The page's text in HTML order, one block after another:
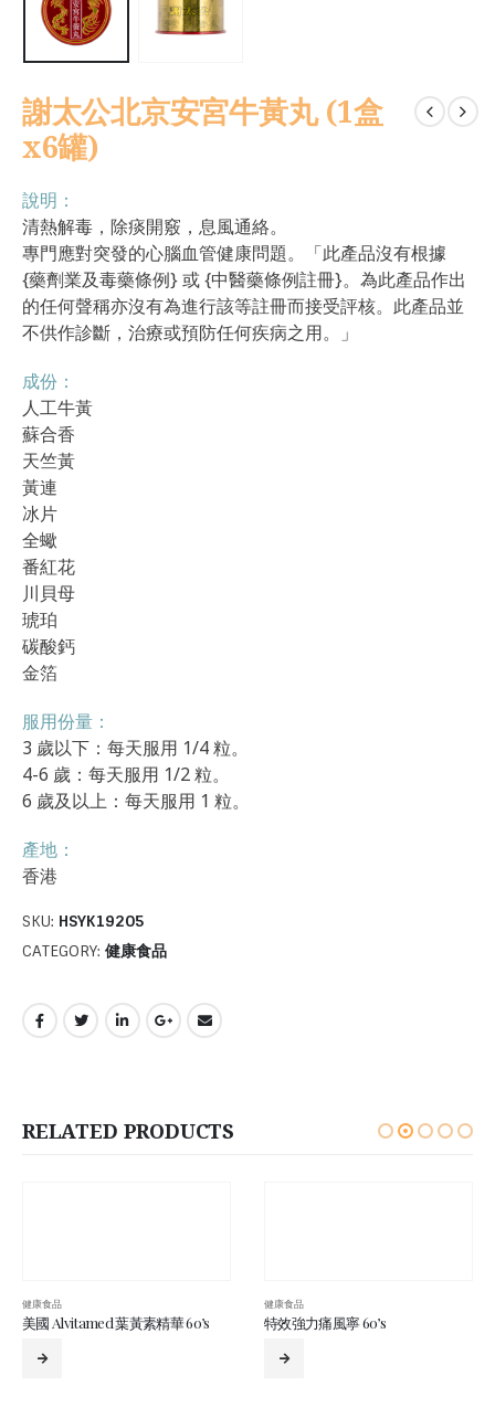
謝太公北京安宮牛黃丸 (1盒
x6罐)
說明：
清熱解毒，除痰開竅，息風通絡。
專門應對突發的心腦血管健康問題。「此產品沒有根據
{藥劑業及毒藥條例} 或 {中醫藥條例註冊}。為此產品作出
的任何聲稱亦沒有為進行該等註冊而接受評核。此產品並
不供作診斷，治療或預防任何疾病之用。」
成份：
人工牛黃
蘇合香
天竺黃
黃連
冰片
全蠍
番紅花
川貝母
琥珀
碳酸鈣
金箔
服用份量：
3 歲以下：每天服用 1/4 粒。
4-6 歲：每天服用 1/2 粒。
6 歲及以上：每天服用 1 粒。
產地：
香港
SKU: HSYK19205
CATEGORY: 健康食品
RELATED PRODUCTS
健康食品
特效強力痛風寧 60’s